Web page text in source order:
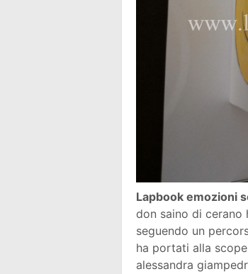
Lapbook emozioni
don saino di
seguendo un
ha portati alla
alessandra